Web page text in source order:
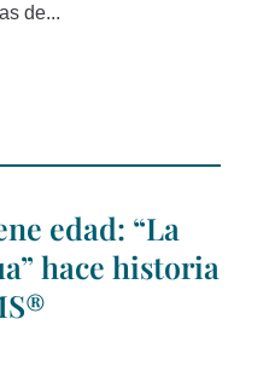
de...
edad: “La
hace historia